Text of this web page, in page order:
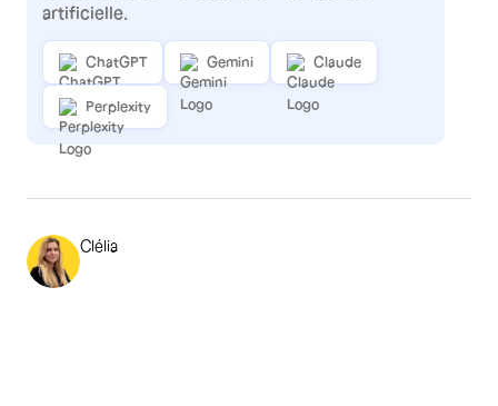
artificielle.
ChatGPT Gemini Claude
Perplexity
Clélia